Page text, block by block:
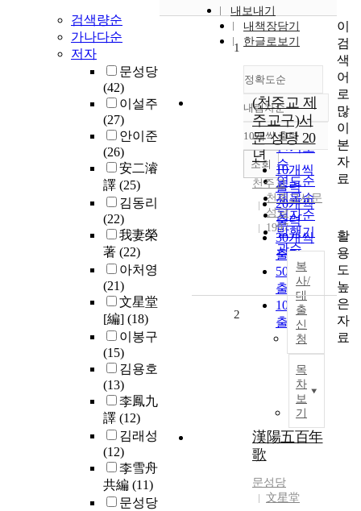
검색량순
가나다순
저자
문성당
(42)
이설주
(27)
안이준
(26)
安二濬
譯 (25)
김동리
(22)
我妻榮
著 (22)
아처영
(21)
文星堂
[編] (18)
이봉구
(15)
김용호
(13)
李鳳九
譯 (12)
김래성
(12)
李雪舟
共編 (11)
문성당
내보내기
내책장담기
한글로보기
정확도순
정확도
순
인기도
순
연도순
제목순
저자순
발행기
관순
내림차순
내림차순
10개씩 출력
10개씩
출력
20개씩
출력
30개씩
출력
50개씩
출력
100개씩
출력
조회
1
(천주교 제
주교구)서
문 성당 20
년
천주교
천주교서문
성당
1997
복
사/
대
출
신
청
목
차
보
기
2
漢陽五百年
歌
문성당
文星堂
이
검
색
어
로
많
이
본
자
료
활
용
도
높
은
자
료